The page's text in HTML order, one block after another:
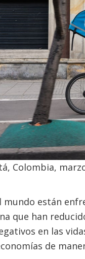
Colombia,
están
que han
en las
de